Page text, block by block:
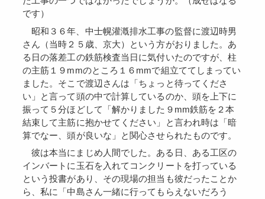
です）
昭和３６年、中士幌灌漑排水工事の監督に渡辺時男
さん（当時２５歳、京大）という方がおりました。あ
る日の落差工の鉄筋検査当日に気付いたのですが、柱
の主筋１９mmのところ１６mmで組立ててしまってい
ました。そこで渡辺さんは「ちょっと待ってくださ
い」と言って頭の中で計算しているのか、頭を上下に
振って５分ほどして「解かりました９mm鉄筋を２本
結束して主筋に抱かせてください」と言われ時は「暗
算でなー、頭が良いな」と関心させられたものです。
彼は本当にまじめ人間でした。ある日、ある工区の
インバートに玉石を入れてコンクリートを打っている
という投書があり、その現場の担当も彼だったことか
ら、私に「中島さん一緒に行ってもらえないだろう